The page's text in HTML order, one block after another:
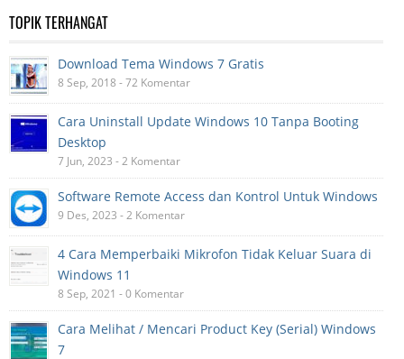
TOPIK TERHANGAT
Download Tema Windows 7 Gratis
8 Sep, 2018 - 72 Komentar
Cara Uninstall Update Windows 10 Tanpa Booting
Desktop
7 Jun, 2023 - 2 Komentar
Software Remote Access dan Kontrol Untuk Windows
9 Des, 2023 - 2 Komentar
4 Cara Memperbaiki Mikrofon Tidak Keluar Suara di
Windows 11
8 Sep, 2021 - 0 Komentar
Cara Melihat / Mencari Product Key (Serial) Windows
7